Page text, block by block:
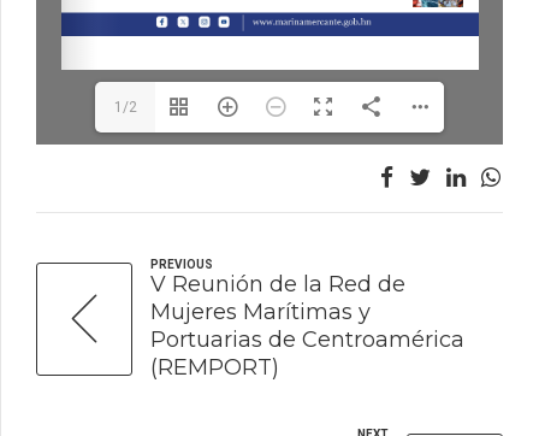
1/2
PREVIOUS
V Reunión de la Red de
Mujeres Marítimas y
Portuarias de Centroamérica
(REMPORT)